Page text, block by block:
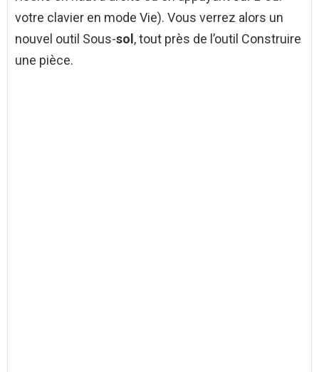
votre clavier en mode Vie). Vous verrez alors un
nouvel outil Sous-sol, tout près de l’outil Construire
une pièce.